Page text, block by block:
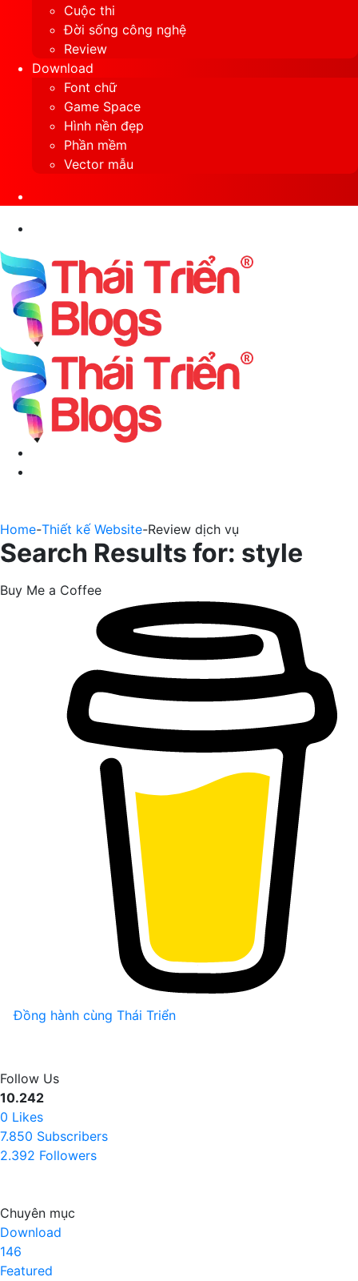
Cuộc thi
Đời sống công nghệ
Review
Download
Font chữ
Game Space
Hình nền đẹp
Phần mềm
Vector mẫu
Home-Thiết kế Website-Review dịch vụ
Search Results for: style
Buy Me a Coffee
Đồng hành cùng Thái Triển
Follow Us
10.242
0 Likes
7.850 Subscribers
2.392 Followers
Chuyên mục
Download
146
Featured